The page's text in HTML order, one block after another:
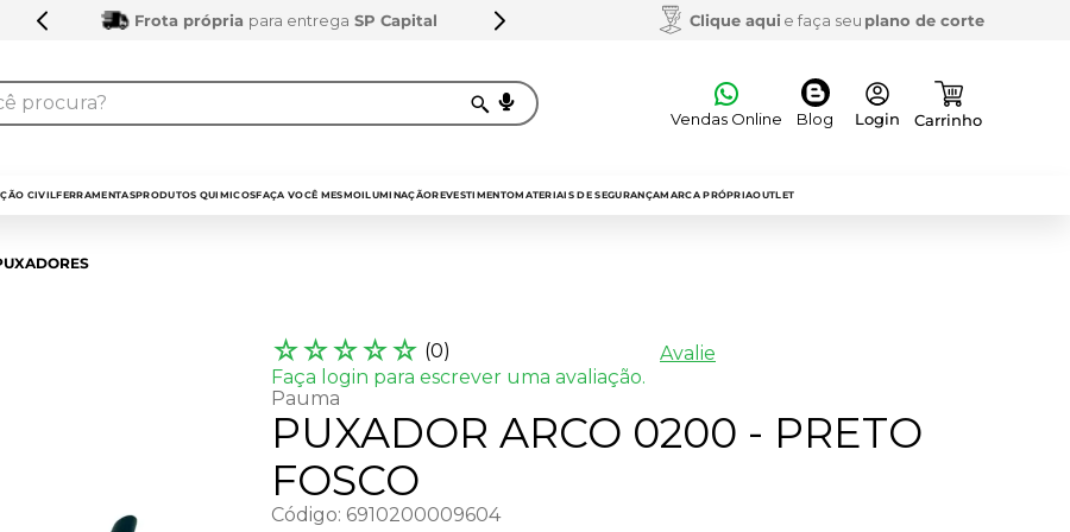
Frota própria para entrega SP Capital Clique aqui e faça seu plano de corte
Vendas Online Blog
CIVILFERRAMENTASPRODUTOS QUIMICOSFAÇA VOCÊ MESMOILUMINAÇÃOREVESTIMENTOMATERIAIS DE SEGURANÇAMARCA PRÓPRIAOUTLET
☆☆☆☆☆ (0)
Faça login para escrever uma avaliação.
Avalie
Pauma
PUXADOR ARCO 0200 - PRETO
FOSCO
Código: 6910200009604
1º
sarrafo
5º
napa
6
7º
bagum
8º
mdf a4
9 º pinus